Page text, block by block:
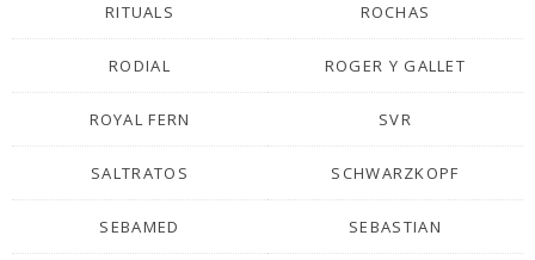
RITUALS ROCHAS
RODIAL ROGER Y GALLET
ROYAL FERN SVR
SALTRATOS SCHWARZKOPF
SEBAMED SEBASTIAN